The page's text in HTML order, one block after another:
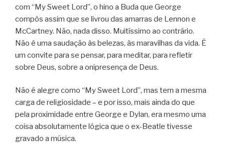
com “My Sweet Lord”, o hino a Buda que George
compôs assim que se livrou das amarras de Lennon e
McCartney. Não, nada disso. Muitíssimo ao contrário.
Não é uma saudação às belezas, às maravilhas da vida. É
um convite para se pensar, para meditar, para refletir
sobre Deus, sobre a onipresença de Deus.
Não é alegre como “My Sweet Lord”, mas tem a mesma
carga de religiosidade – e por isso, mais ainda do que
pela proximidade entre George e Dylan, era mesmo uma
coisa absolutamente lógica que o ex-Beatle tivesse
gravado a música.